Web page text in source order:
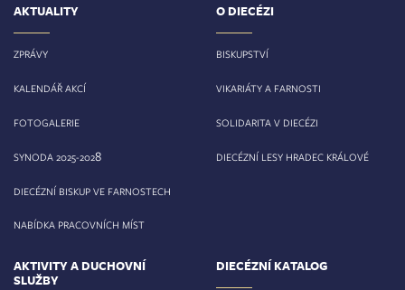
AKTUALITY
ZPRÁVY
KALENDÁŘ AKCÍ
FOTOGALERIE
SYNODA 2025-2028
DIECÉZNÍ BISKUP VE FARNOSTECH
NABÍDKA PRACOVNÍCH MÍST
O DIECÉZI
BISKUPSTVÍ
VIKARIÁTY A FARNOSTI
SOLIDARITA V DIECÉZI
DIECÉZNÍ LESY HRADEC KRÁLOVÉ
AKTIVITY A DUCHOVNÍ
SLUŽBY
DIECÉZNÍ KATALOG